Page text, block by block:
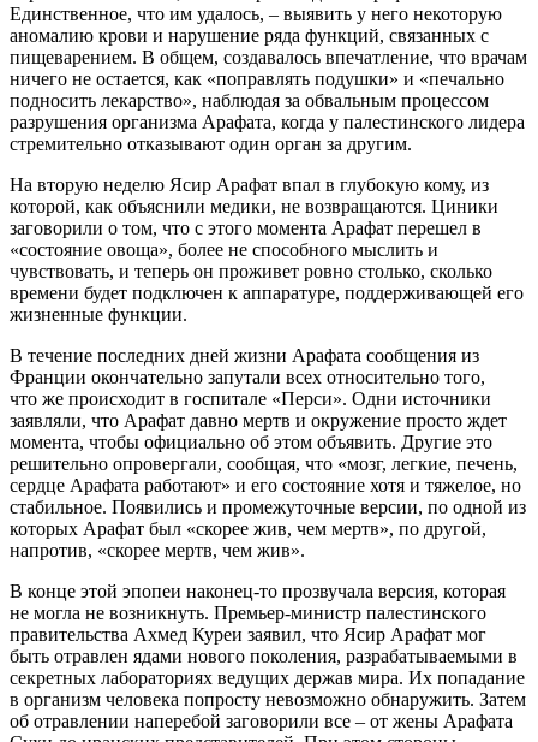
Единственное, что им удалось, – выявить у него некоторую
аномалию крови и нарушение ряда функций, связанных с
пищеварением. В общем, создавалось впечатление, что врачам
ничего не остается, как «поправлять подушки» и «печально
подносить лекарство», наблюдая за обвальным процессом
разрушения организма Арафата, когда у палестинского лидера
стремительно отказывают один орган за другим.
На вторую неделю Ясир Арафат впал в глубокую кому, из
которой, как объяснили медики, не возвращаются. Циники
заговорили о том, что с этого момента Арафат перешел в
«состояние овоща», более не способного мыслить и
чувствовать, и теперь он проживет ровно столько, сколько
времени будет подключен к аппаратуре, поддерживающей его
жизненные функции.
В течение последних дней жизни Арафата сообщения из
Франции окончательно запутали всех относительно того,
что же происходит в госпитале «Перси». Одни источники
заявляли, что Арафат давно мертв и окружение просто ждет
момента, чтобы официально об этом объявить. Другие это
решительно опровергали, сообщая, что «мозг, легкие, печень,
сердце Арафата работают» и его состояние хотя и тяжелое, но
стабильное. Появились и промежуточные версии, по одной из
которых Арафат был «скорее жив, чем мертв», по другой,
напротив, «скорее мертв, чем жив».
В конце этой эпопеи наконец-то прозвучала версия, которая
не могла не возникнуть. Премьер-министр палестинского
правительства Ахмед Куреи заявил, что Ясир Арафат мог
быть отравлен ядами нового поколения, разрабатываемыми в
секретных лабораториях ведущих держав мира. Их попадание
в организм человека попросту невозможно обнаружить. Затем
об отравлении наперебой заговорили все – от жены Арафата